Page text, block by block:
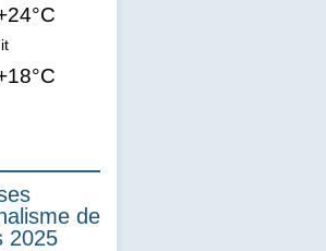
de
2025